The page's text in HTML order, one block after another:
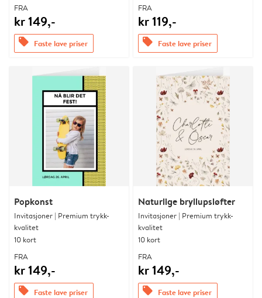
FRA
kr 149,-
offers Faste lave priser
FRA
kr 119,-
offers Faste lave priser
Popkonst
Invitasjoner | Premium trykk-
kvalitet
10 kort
FRA
kr 149,-
offers Faste lave priser
Naturlige bryllupsløfter
Invitasjoner | Premium trykk-
kvalitet
10 kort
FRA
kr 149,-
offers Faste lave priser